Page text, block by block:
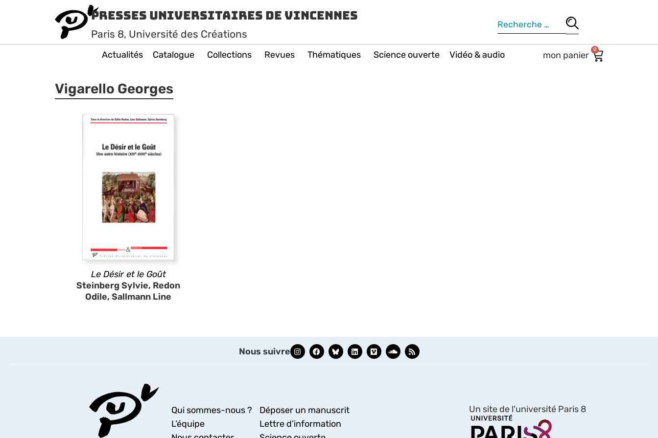
Presses Universitaires de Vincennes
Paris 8, Université des Créations
Actualités Catalogue Collections Revues Thématiques Science ouverte Vidéo & audio 0
Vigarello Georges
Le Désir et le Goût
Steinberg Sylvie, Redon
Odile, Sallmann Line
Nous suivre
Qui sommes-nous ?
L’équipe
Déposer un manuscrit
Lettre d’information
Un site de l'université Paris 8